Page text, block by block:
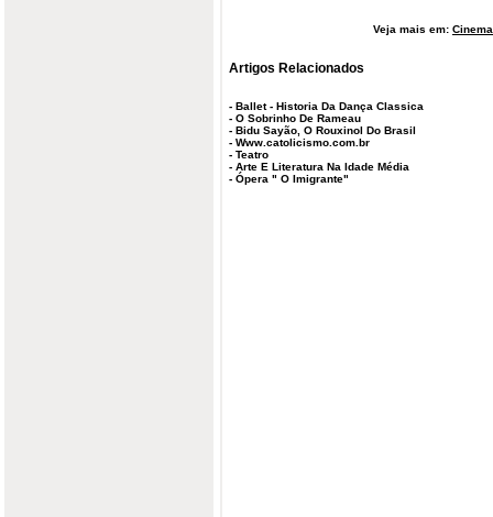
Veja mais em:
Artigos Relacionados
- Ballet - Historia Da Dança Classica
- O Sobrinho De Rameau
- Bidu Sayão, O Rouxinol Do Brasil
- Www.catolicismo.com.br
- Teatro
- Arte E Literatura Na Idade Média
- Ópera " O Imigrante"